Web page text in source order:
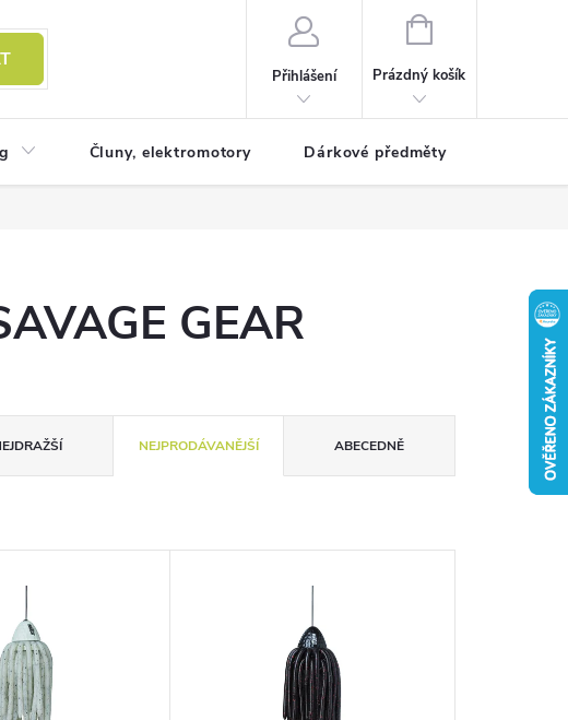
Přihlášení
NÁKUPNÍ
Prázdný košík
Čluny, elektromotory Dárkové předměty
GEAR
NEJPRODÁVANĚJŠÍ ABECEDNĚ